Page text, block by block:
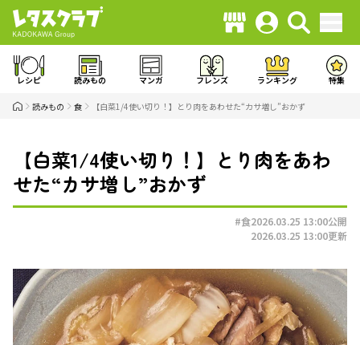
レシピ 読みもの マンガ フレンズ ランキング 特集
読みもの 食 【白菜1/4使い切り！】とり肉をあわせた“カサ増し”おかず
【白菜1/4使い切り！】とり肉をあわ
せた“カサ増し”おかず
#食2026.03.25 13:00公開
2026.03.25 13:00更新